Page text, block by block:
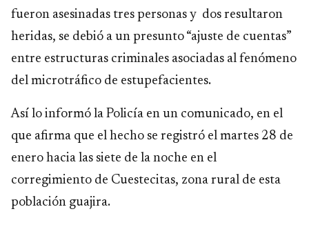
fueron asesinadas tres personas y dos resultaron
heridas, se debió a un presunto “ajuste de cuentas”
entre estructuras criminales asociadas al fenómeno
del microtráfico de estupefacientes.
Así lo informó la Policía en un comunicado, en el
que afirma que el hecho se registró el martes 28 de
enero hacia las siete de la noche en el
corregimiento de Cuestecitas, zona rural de esta
población guajira.